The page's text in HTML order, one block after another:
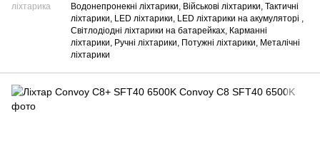
ліхтарика
Водонепронекні ліхтарики, Військові ліхтарики, Тактичні
ліхтарики, LED ліхтарики, LED ліхтарики на акумуляторі ,
Світлодіодні ліхтарики на батарейках, Карманні
ліхтарики, Ручні ліхтарики, Потужні ліхтарики, Металічні
ліхтарики